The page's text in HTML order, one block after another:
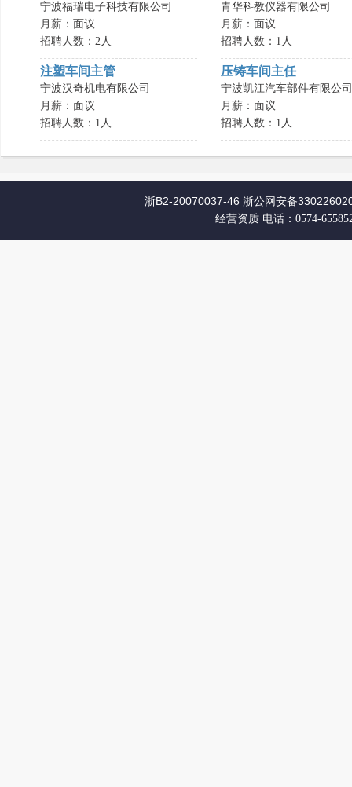
宁波福瑞电子科技有限公司
月薪：面议
招聘人数：2人
青华科教仪器有限公司
月薪：面议
招聘人数：1人
注塑车间主管
宁波汉奇机电有限公司
月薪：面议
招聘人数：1人
压铸车间主任
宁波凯江汽车部件有限公司
月薪：面议
招聘人数：1人
浙B2-20070037-46 浙公网安备
经营资质 电话：0574-